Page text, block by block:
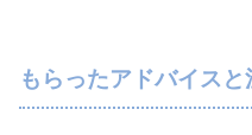
もらったアドバイスと